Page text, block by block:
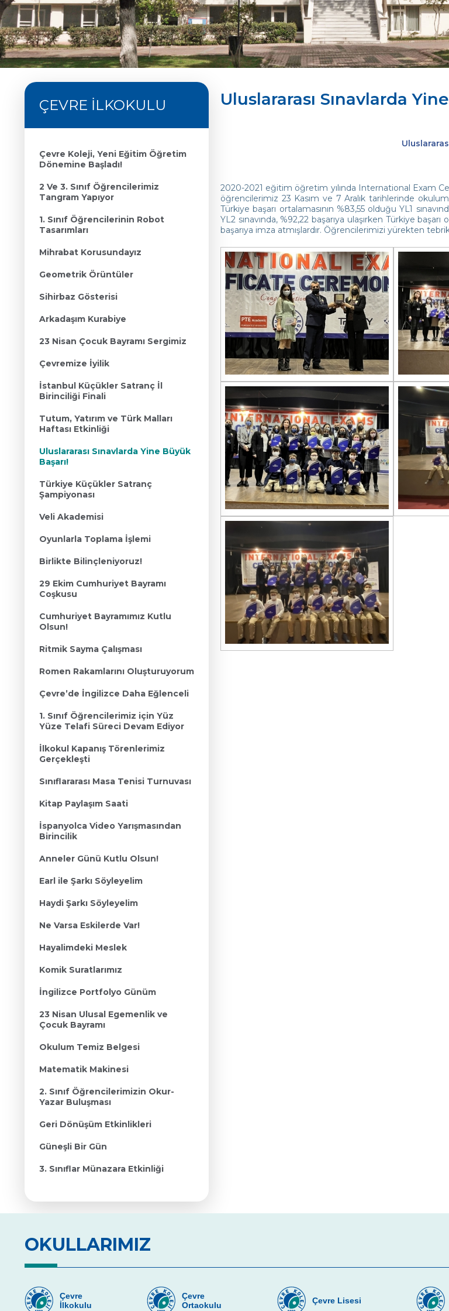
ÇEVRE İLKOKULU
Çevre Koleji, Yeni Eğitim Öğretim
Dönemine Başladı!
2 Ve 3. Sınıf Öğrencilerimiz
Tangram Yapıyor
1. Sınıf Öğrencilerinin Robot
Tasarımları
Mihrabat Korusundayız
Geometrik Örüntüler
Sihirbaz Gösterisi
Arkadaşım Kurabiye
23 Nisan Çocuk Bayramı Sergimiz
Çevremize İyilik
İstanbul Küçükler Satranç İl
Birinciliği Finali
Tutum, Yatırım ve Türk Malları
Haftası Etkinliği
Uluslararası Sınavlarda Yine Büyük
Başarı!
Türkiye Küçükler Satranç
Şampiyonası
Veli Akademisi
Oyunlarla Toplama İşlemi
Birlikte Bilinçleniyoruz!
29 Ekim Cumhuriyet Bayramı
Coşkusu
Cumhuriyet Bayramımız Kutlu
Olsun!
Ritmik Sayma Çalışması
Romen Rakamlarını Oluşturuyorum
Çevre’de İngilizce Daha Eğlenceli
1. Sınıf Öğrencilerimiz için Yüz
Yüze Telafi Süreci Devam Ediyor
İlkokul Kapanış Törenlerimiz
Gerçekleşti
Sınıflararası Masa Tenisi Turnuvası
Kitap Paylaşım Saati
İspanyolca Video Yarışmasından
Birincilik
Anneler Günü Kutlu Olsun!
Earl ile Şarkı Söyleyelim
Haydi Şarkı Söyleyelim
Ne Varsa Eskilerde Var!
Hayalimdeki Meslek
Komik Suratlarımız
İngilizce Portfolyo Günüm
23 Nisan Ulusal Egemenlik ve
Çocuk Bayramı
Okulum Temiz Belgesi
Matematik Makinesi
2. Sınıf Öğrencilerimizin Okur-
Yazar Buluşması
Geri Dönüşüm Etkinlikleri
Güneşli Bir Gün
3. Sınıflar Münazara Etkinliği
Uluslararası Sınavlarda
2020-2021 eğitim öğretim yılında International Exam
öğrencilerimiz 23 Kasım ve 7 Aralık tarihlerinde
Türkiye başarı ortalamasının %83,55 olduğu YL1
YL2 sınavında, %92,22 başarıya ulaşırken Türkiye
başarıya imza atmışlardır. Öğrencilerimizi yürekten tebrik
OKULLARIMIZ
Çevre
İlkokulu
Çevre
Ortaokulu
Çevre Lisesi